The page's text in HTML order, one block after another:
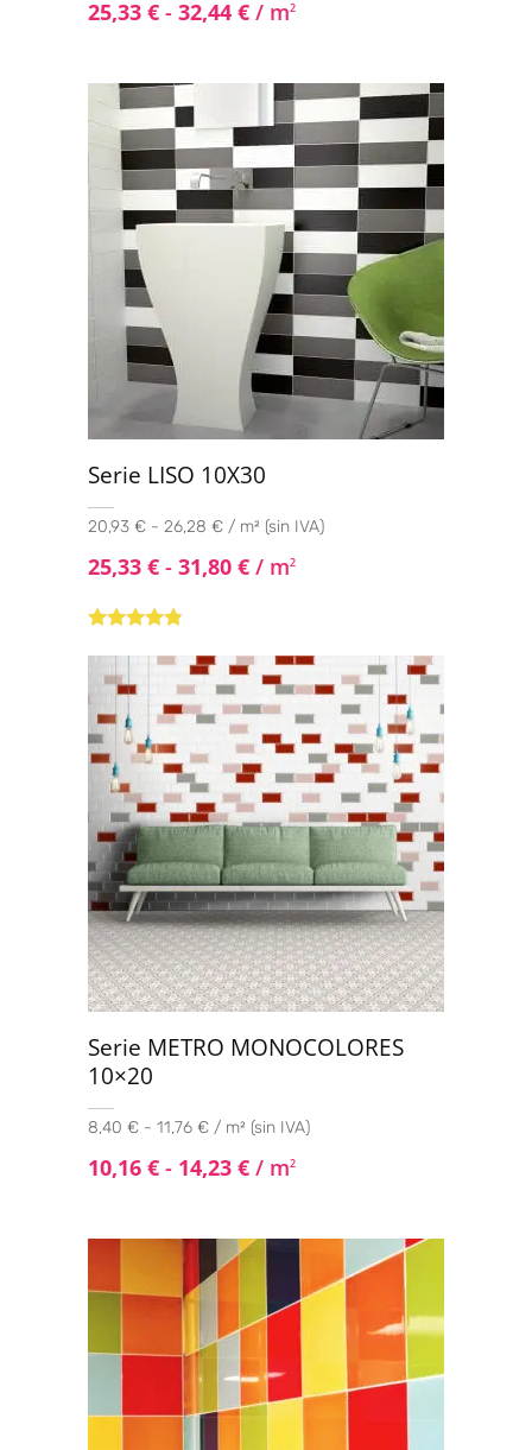
25,33 € - 32,44 € / m2
Serie LISO 10X30
20,93 € - 26,28 € / m² (sin IVA)
25,33 € - 31,80 € / m2
de
Serie METRO MONOCOLORES
10×20
8,40 € - 11,76 € / m² (sin IVA)
10,16 € - 14,23 € / m2